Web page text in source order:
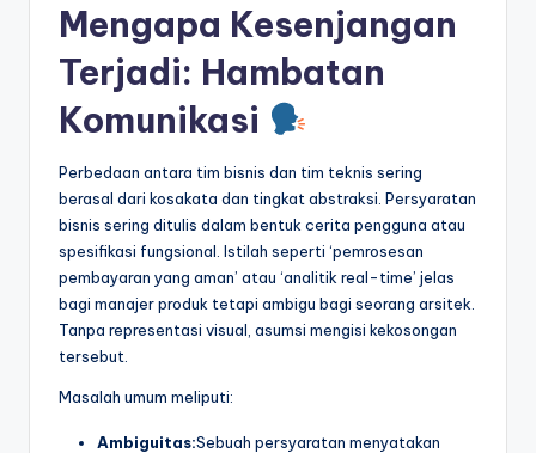
p
d
Mengapa Kesenjangan
Terjadi: Hambatan
Komunikasi
Perbedaan antara tim bisnis dan tim teknis sering
berasal dari kosakata dan tingkat abstraksi. Persyaratan
bisnis sering ditulis dalam bentuk cerita pengguna atau
spesifikasi fungsional. Istilah seperti ‘pemrosesan
pembayaran yang aman’ atau ‘analitik real-time’ jelas
bagi manajer produk tetapi ambigu bagi seorang arsitek.
Tanpa representasi visual, asumsi mengisi kekosongan
tersebut.
Masalah umum meliputi:
Ambiguitas:Sebuah persyaratan menyatakan